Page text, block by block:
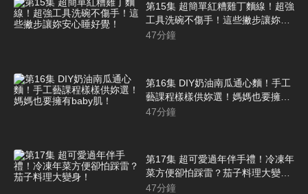
第15集 超簡單紅糟雞丁麵線！超強
工具洗碗不傷手！這些撇步讓妳安
心睡好覺！
47分鐘
第16集 DIY奶油南瓜通心麵！手工
藝課程樣樣供妳選！媽媽也要擁有
baby肌！
47分鐘
第17集 超可愛過年伴手禮！冷凍年
菜方便卻怕踩雷？茄子料理大變
身！
47分鐘